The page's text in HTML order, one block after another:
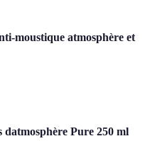
moustique atmosphère et
Pure 250 ml